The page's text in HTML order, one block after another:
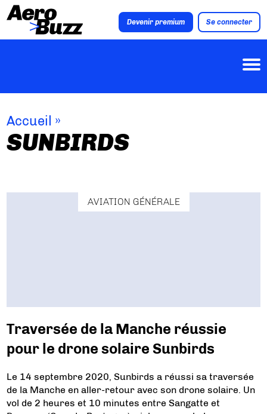
Devenir premium Se connecter
Accueil »
SUNBIRDS
AVIATION GÉNÉRALE
Traversée de la Manche réussie
pour le drone solaire Sunbirds
Le 14 septembre 2020, Sunbirds a réussi sa traversée
de la Manche en aller-retour avec son drone solaire. Un
vol de 2 heures et 10 minutes entre Sangatte et